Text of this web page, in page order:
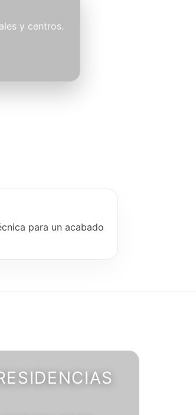
y centros.
para un acabado